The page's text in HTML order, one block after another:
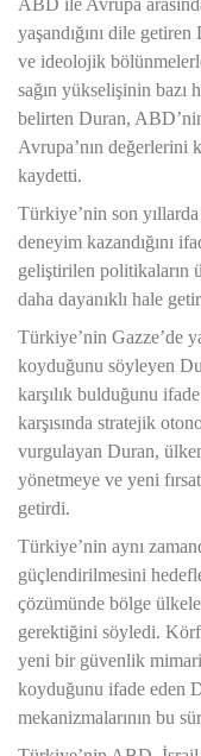
yaşandığını dile
ve ideolojik
sağın yükselişinin bazı
belirten Duran,
Avrupa’nın değerlerini
kaydetti.
Türkiye’nin son
deneyim kazandığını
geliştirilen politikaların
daha dayanıklı hale
Türkiye’nin Gazze’de
koyduğunu söyleyen
karşılık bulduğunu
karşısında stratejik
vurgulayan Duran,
yönetmeye ve yeni
getirdi.
Türkiye’nin aynı
güçlendirilmesini
çözümünde bölge
gerektiğini söyledi.
yeni bir güvenlik
koyduğunu ifade eden
mekanizmalarının bu